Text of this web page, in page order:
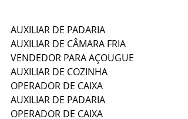
AUXILIAR DE PADARIA
AUXILIAR DE CÂMARA FRIA
VENDEDOR PARA AÇOUGUE
AUXILIAR DE COZINHA
OPERADOR DE CAIXA
AUXILIAR DE PADARIA
OPERADOR DE CAIXA